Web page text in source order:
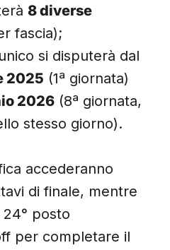
8 diverse
fascia);
si disputerà dal
2025 (1ª giornata)
2026 (8ª giornata,
stesso giorno).
accederanno
di finale, mentre
24° posto
per completare il